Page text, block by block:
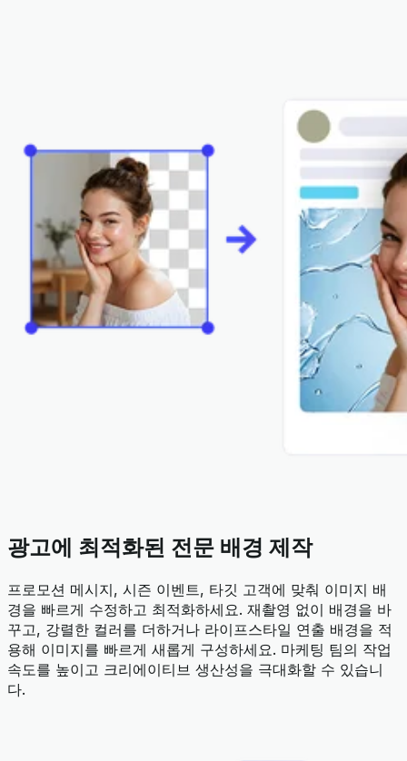
광고에 최적화된 전문 배경 제작
프로모션 메시지, 시즌 이벤트, 타깃 고객에 맞춰 이미지 배
경을 빠르게 수정하고 최적화하세요. 재촬영 없이 배경을 바
꾸고, 강렬한 컬러를 더하거나 라이프스타일 연출 배경을 적
용해 이미지를 빠르게 새롭게 구성하세요. 마케팅 팀의 작업
속도를 높이고 크리에이티브 생산성을 극대화할 수 있습니
다.